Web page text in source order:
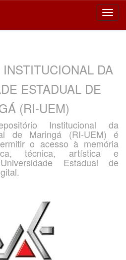
DA
ESTADUAL DE
(RI-UEM)
Institucional da
de Maringá (RI-UEM) é
o acesso à memória
técnica, artística e
Estadual de